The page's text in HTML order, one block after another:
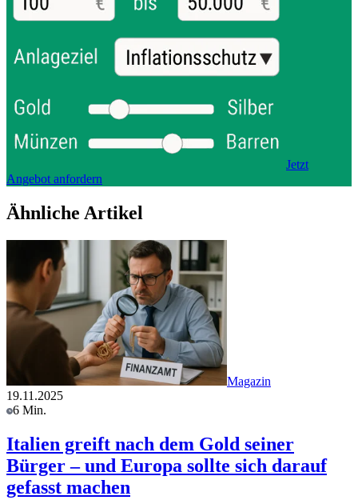
Jetzt
Angebot anfordern
Ähnliche Artikel
Magazin
19.11.2025
6 Min.
Italien greift nach dem Gold seiner
Bürger – und Europa sollte sich darauf
gefasst machen